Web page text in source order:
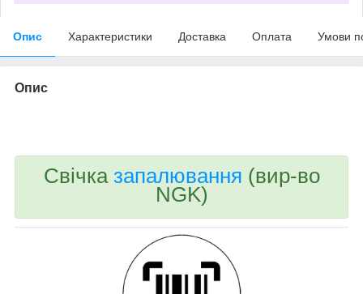
Опис Характеристики Доставка Оплата Умови
Опис
Свічка запалювання (вир-во
NGK)